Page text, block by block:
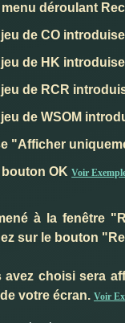
déroulant
de CO
de HK
de RCR
de WSOM
"Afficher
bouton OKVoir
à la fenêtre
sur le bouton
avez choisi sera
votre écran. Voir